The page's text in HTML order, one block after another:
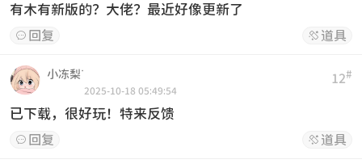
有木有新版的？大佬？最近好像更新了
 回复  道具
12#
小冻梨ᐝ
2025-10-18 05:49:54
已下载，很好玩！特来反馈
 回复  道具